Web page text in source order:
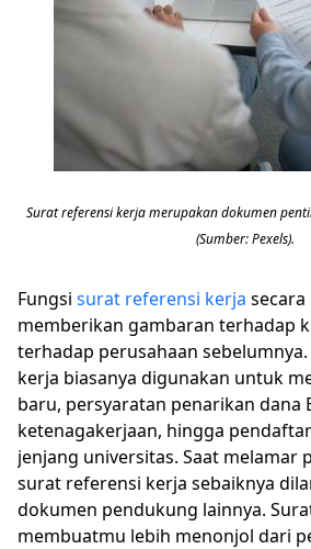
Surat referensi kerja merupakan dokumen
(Sumber: Pexels).
Fungsi surat referensi kerja
memberikan gambaran terhadap
terhadap perusahaan
kerja biasanya digunakan untuk
baru, persyaratan penarikan dana
ketenagakerjaan, hingga
jenjang universitas. Saat melamar
surat referensi kerja sebaiknya
dokumen pendukung lainnya.
membuatmu lebih menonjol dari